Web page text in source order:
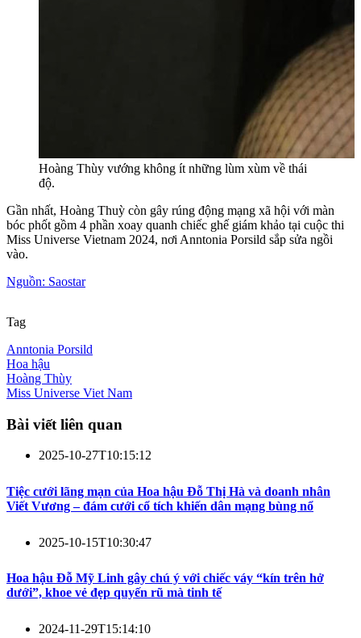
Hoàng Thùy vướng không ít những lùm xùm về thái
độ.
Gần nhất, Hoàng Thuỳ còn gây rúng động mạng xã hội với màn
bóc phốt gồm 4 phần xoay quanh chiếc ghế giám khảo tại cuộc thi
Miss Universe Vietnam 2024, nơi Anntonia Porsild sắp sửa ngồi
vào.
Nguồn: Saostar
Tag
Anntonia Porsild
Hoa hậu
Hoàng Thùy
Miss Universe Viet Nam
Bài viết liên quan
2025-10-27T10:15:12
Tiệc cưới lãng mạn của Hoa hậu Đỗ Thị Hà và doanh nhân
Viết Vương – đám cưới cổ tích khiến dân mạng bùng nổ
2025-10-15T10:30:47
Hoa hậu Đỗ Mỹ Linh gây chú ý với chiếc váy “kín trên hở
dưới”, khoe vẻ đẹp quyến rũ mà tinh tế
2024-11-29T15:14:10